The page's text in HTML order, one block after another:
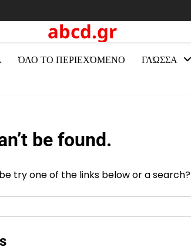
abcd.gr
ΌΛΟ ΤΟ ΠΕΡΙΕΧΌΜΕΝΟ ΓΛΏΣΣΑ
be found.
try one of the links below or a search?